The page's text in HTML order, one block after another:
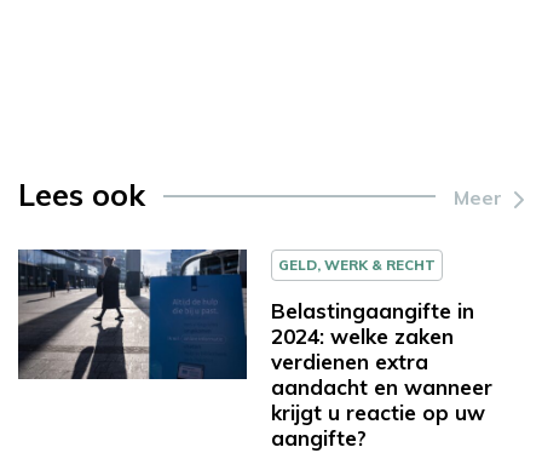
Lees ook Meer
GELD, WERK & RECHT
Belastingaangifte in
2024: welke zaken
verdienen extra
aandacht en wanneer
krijgt u reactie op uw
aangifte?